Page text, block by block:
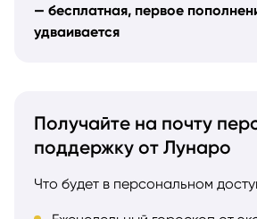
— бесплатная, первое
удваивается
Получайте на почту
поддержку от Лунаро
Что будет в персональном